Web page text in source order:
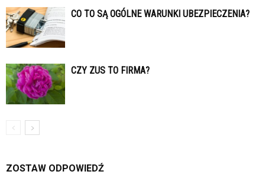
CO TO SĄ OGÓLNE WARUNKI UBEZPIECZENIA?
CZY ZUS TO FIRMA?
ZOSTAW ODPOWIEDŹ